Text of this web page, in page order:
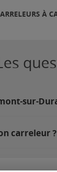
À
sur-
carreleur ?